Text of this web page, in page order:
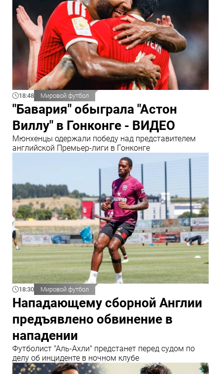
18:48 Мировой футбол
"Бавария" обыграла "Астон
Виллу" в Гонконге - ВИДЕО
Мюнхенцы одержали победу над представителем
английской Премьер-лиги в Гонконге
18:30 Мировой футбол
Нападающему сборной Англии
предъявлено обвинение в
нападении
Футболист "Аль-Ахли" предстанет перед судом по
делу об инциденте в ночном клубе